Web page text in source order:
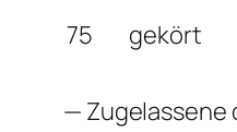
75 gekört
—